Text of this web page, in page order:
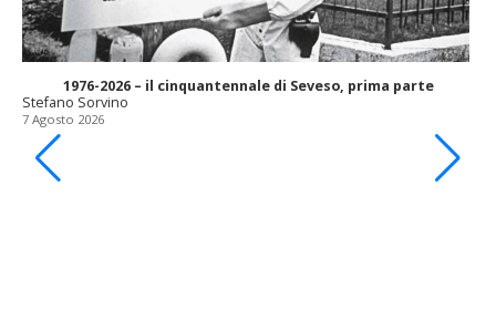
1976-2026 – il cinquantennale di Seveso, prima parte
Stefano Sorvino
7 Agosto 2026